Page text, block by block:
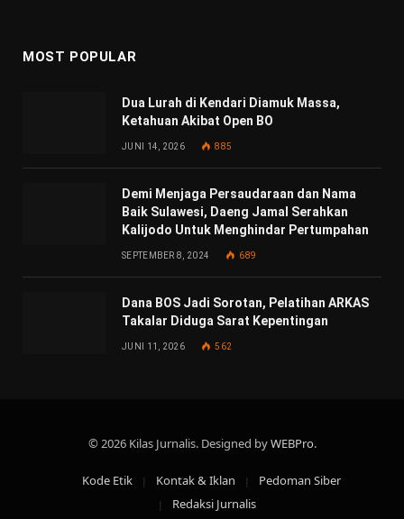
MOST POPULAR
Dua Lurah di Kendari Diamuk Massa,
Ketahuan Akibat Open BO
JUNI 14, 2026 885
Demi Menjaga Persaudaraan dan Nama
Baik Sulawesi, Daeng Jamal Serahkan
Kalijodo Untuk Menghindar Pertumpahan
SEPTEMBER 8, 2024 689
Dana BOS Jadi Sorotan, Pelatihan ARKAS
Takalar Diduga Sarat Kepentingan
JUNI 11, 2026 562
© 2026 Kilas Jurnalis. Designed byWEBPro.
Kode Etik Kontak & Iklan
Pedoman Siber
Redaksi Jurnalis